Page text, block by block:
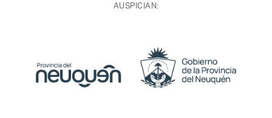
AUSPICIAN: